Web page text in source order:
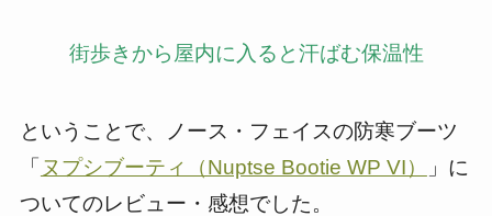
街歩きから屋内に入ると汗ばむ保温性
ということで、ノース・フェイスの防寒ブーツ
「 ヌプシブーティ（Nuptse Bootie WP VI）
」に
ついてのレビュー・感想でした。